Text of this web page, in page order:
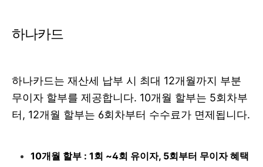
하나카드
하나카드는 재산세 납부 시 최대 12개월까지 부분
무이자 할부를 제공합니다. 10개월 할부는 5회차부
터, 12개월 할부는 6회차부터 수수료가 면제됩니다.
10개월 할부 : 1회 ~4회 유이자, 5회부터 무이자 혜택